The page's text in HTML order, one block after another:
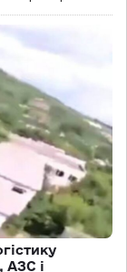
АЗС і